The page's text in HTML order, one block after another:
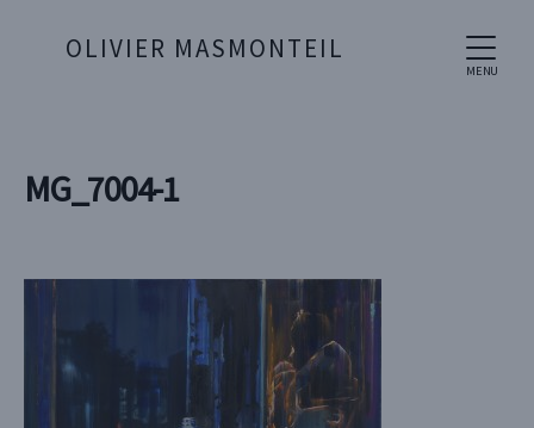
MENU
OLIVIER MASMONTEIL
MG_7004-1